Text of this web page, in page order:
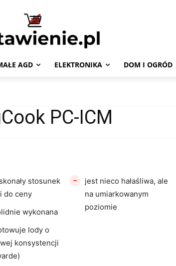
AGD ELEKTRONIKA DOM I OGRÓD
PC-ICM
stosunek
do ceny
wykonana
lody o
konsystencji
-
jest nieco hałaśliwa, ale
na umiarkowanym
poziomie